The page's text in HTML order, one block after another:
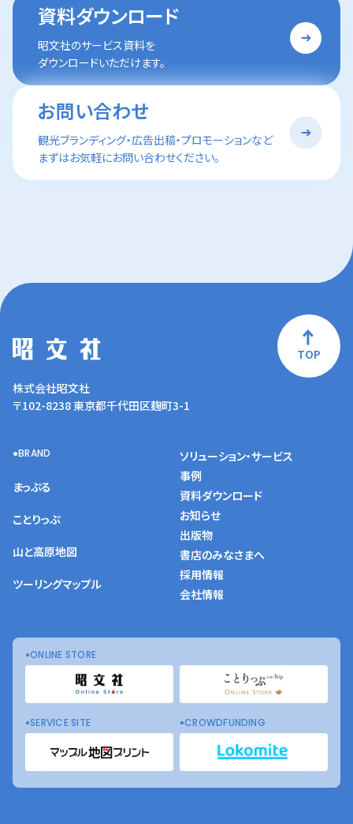
資料ダウンロード
昭文社のサービス資料を
ダウンロードいただけます。
お問い合わせ
観光ブランディング・広告出稿・プロモーションなど
まずはお気軽にお問い合わせください。
TOP
株式会社昭文社
〒102-8238 東京都千代田区麹町3-1
BRAND
まっぷる
ことりっぷ
山と高原地図
ツーリングマップル
ソリューション・サービス
事例
資料ダウンロード
お知らせ
出版物
書店のみなさまへ
採用情報
会社情報
ONLINE STORE
SERVICE SITE CROWDFUNDING